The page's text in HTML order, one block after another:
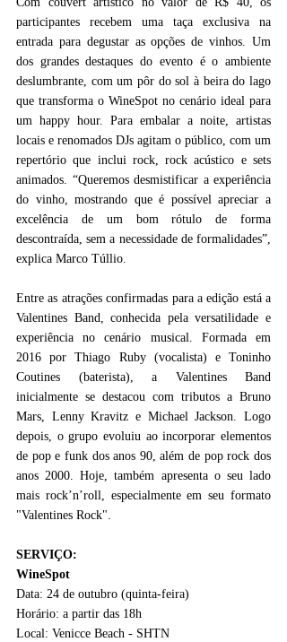
participantes recebem uma taça exclusiva na
entrada para degustar as opções de vinhos. Um
dos grandes destaques do evento é o ambiente
deslumbrante, com um pôr do sol à beira do lago
que transforma o WineSpot no cenário ideal para
um happy hour. Para embalar a noite, artistas
locais e renomados DJs agitam o público, com um
repertório que inclui rock, rock acústico e sets
animados. “Queremos desmistificar a experiência
do vinho, mostrando que é possível apreciar a
excelência de um bom rótulo de forma
descontraída, sem a necessidade de formalidades”,
explica Marco Túllio.
Entre as atrações confirmadas para a edição está a
Valentines Band, conhecida pela versatilidade e
experiência no cenário musical. Formada em
2016 por Thiago Ruby (vocalista) e Toninho
Coutines (baterista), a Valentines Band
inicialmente se destacou com tributos a Bruno
Mars, Lenny Kravitz e Michael Jackson. Logo
depois, o grupo evoluiu ao incorporar elementos
de pop e funk dos anos 90, além de pop rock dos
anos 2000. Hoje, também apresenta o seu lado
mais rock’n’roll, especialmente em seu formato
"Valentines Rock".
SERVIÇO:
WineSpot
Data: 24 de outubro (quinta-feira)
Horário: a partir das 18h
Local: Venicce Beach - SHTN